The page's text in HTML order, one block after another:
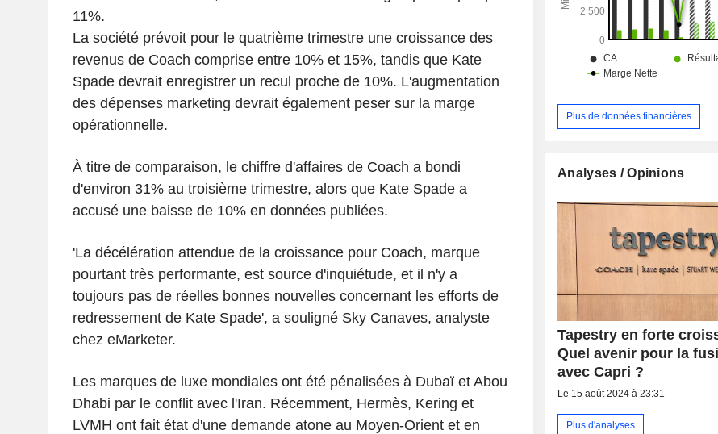
11%.
La société prévoit pour le quatrième trimestre une croissance des
revenus de Coach comprise entre 10% et 15%, tandis que Kate
Spade devrait enregistrer un recul proche de 10%. L'augmentation
des dépenses marketing devrait également peser sur la marge
opérationnelle.
À titre de comparaison, le chiffre d'affaires de Coach a bondi
d'environ 31% au troisième trimestre, alors que Kate Spade a
accusé une baisse de 10% en données publiées.
'La décélération attendue de la croissance pour Coach, marque
pourtant très performante, est source d'inquiétude, et il n'y a
toujours pas de réelles bonnes nouvelles concernant les efforts de
redressement de Kate Spade', a souligné Sky Canaves, analyste
chez eMarketer.
Les marques de luxe mondiales ont été pénalisées à Dubaï et Abou
Dhabi par le conflit avec l'Iran. Récemment, Hermès, Kering et
LVMH ont fait état d'une demande atone au Moyen-Orient et en
comprend des magasins de
magasins d’usine, des sites de
électronique de la marque
boutiques en magasin.
Plus de données financières
Analyses / Opinions
Tapestry en forte
Quel avenir pour la
avec Capri ?
Le 15 août 2024 à 23:31
Plus d'analyses